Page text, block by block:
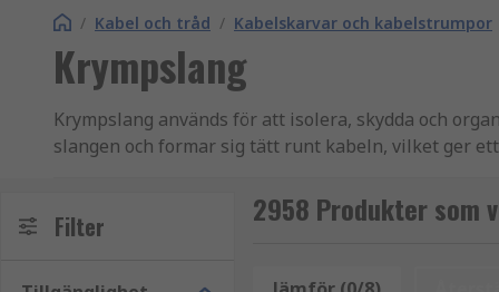
/ Kabel och tråd / Kabelskarvar och kabelstrumpor
Krympslang
Krympslang används för att isolera, skydda och
slangen och formar sig tätt runt kabeln, vilket ger
Hos oss på RS Components hittar du krympslang i
Fördelar med krympslang
Filter 2958 Produkter som